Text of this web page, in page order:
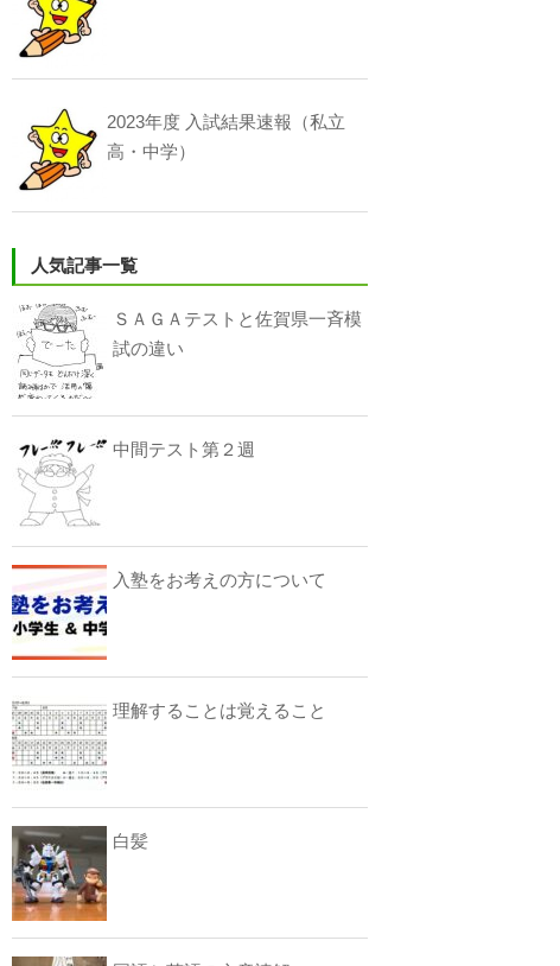
2023年度 入試結果速報（私立
高・中学）
人気記事一覧
ＳＡＧＡテストと佐賀県一斉模
試の違い
中間テスト第２週
入塾をお考えの方について
理解することは覚えること
白髪